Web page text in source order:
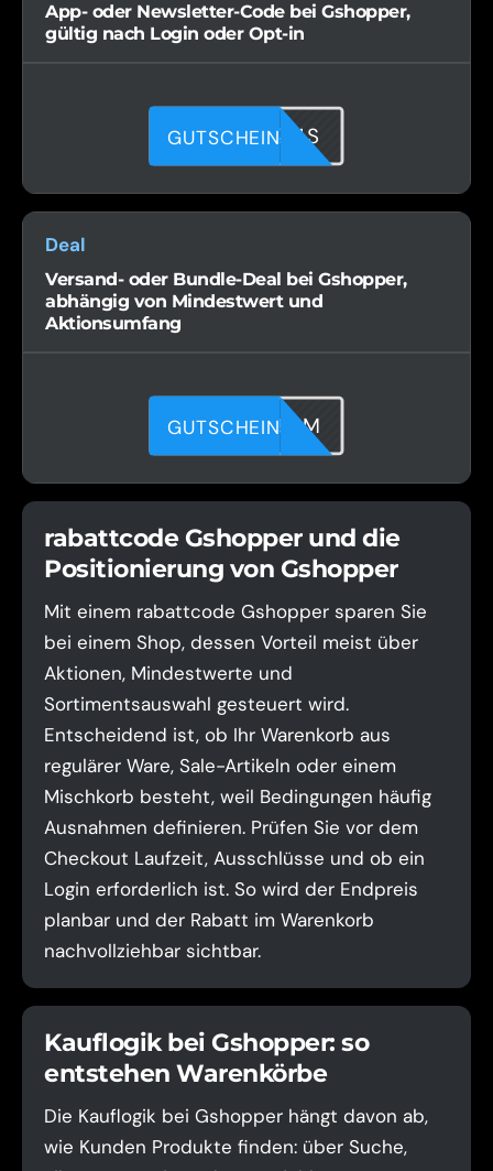
App- oder Newsletter-Code bei Gshopper,
gültig nach Login oder Opt-in
EE8LV2I4S
GUTSCHEIN
Deal
Versand- oder Bundle-Deal bei Gshopper,
abhängig von Mindestwert und
Aktionsumfang
A142OGBGM
GUTSCHEIN
rabattcode Gshopper und die
Positionierung von Gshopper
Mit einem rabattcode Gshopper sparen Sie
bei einem Shop, dessen Vorteil meist über
Aktionen, Mindestwerte und
Sortimentsauswahl gesteuert wird.
Entscheidend ist, ob Ihr Warenkorb aus
regulärer Ware, Sale-Artikeln oder einem
Mischkorb besteht, weil Bedingungen häufig
Ausnahmen definieren. Prüfen Sie vor dem
Checkout Laufzeit, Ausschlüsse und ob ein
Login erforderlich ist. So wird der Endpreis
planbar und der Rabatt im Warenkorb
nachvollziehbar sichtbar.
Kauflogik bei Gshopper: so
entstehen Warenkörbe
Die Kauflogik bei Gshopper hängt davon ab,
wie Kunden Produkte finden: über Suche,